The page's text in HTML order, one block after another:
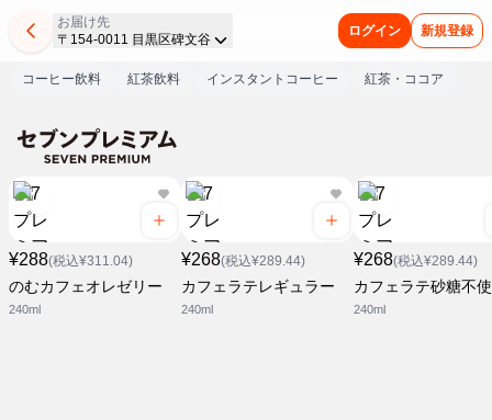
お届け先
〒154-0011 目黒区碑文谷
ログイン 新規登録
コーヒー飲料 紅茶飲料 インスタントコーヒー 紅茶・ココア
¥288(税込¥311.04)
のむカフェオレゼリー
240ml
¥268(税込¥289.44)
カフェラテレギュラー
240ml
¥268(税込¥289.44)
カフェラテ砂糖不
240ml